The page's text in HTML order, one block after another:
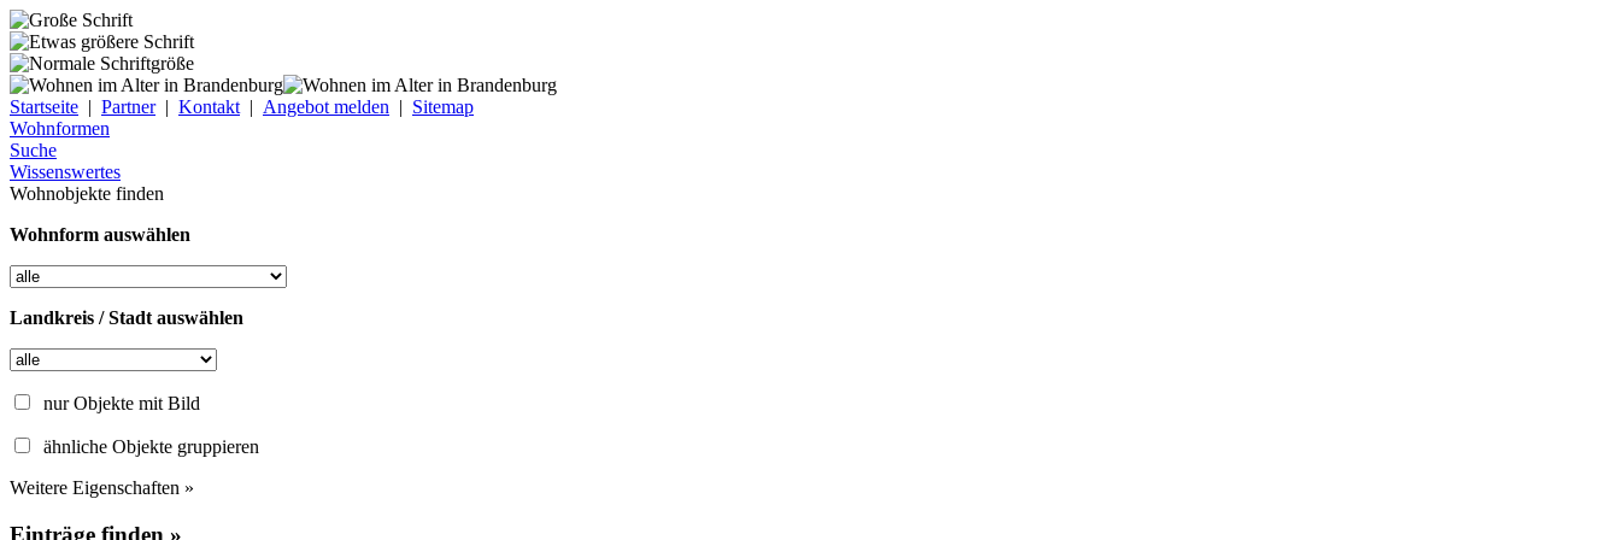
Startseite | Partner| Kontakt | Angebot melden | Sitemap
Wohnformen
Suche
Wissenswertes
Wohnobjekte finden
Wohnform auswählen
Landkreis / Stadt auswählen
nur Objekte mit Bild
ähnliche Objekte gruppieren
Weitere Eigenschaften »
Einträge finden »